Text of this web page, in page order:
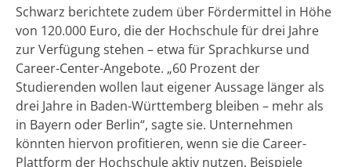
Schwarz berichtete zudem über Fördermittel in Höhe
von 120.000 Euro, die der Hochschule für drei Jahre
zur Verfügung stehen – etwa für Sprachkurse und
Career-Center-Angebote. „60 Prozent der
Studierenden wollen laut eigener Aussage länger als
drei Jahre in Baden-Württemberg bleiben – mehr als
in Bayern oder Berlin“, sagte sie. Unternehmen
könnten hiervon profitieren, wenn sie die Career-
Plattform der Hochschule aktiv nutzen. Beispiele